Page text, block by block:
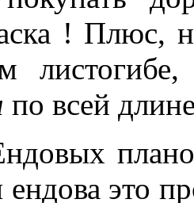
! Плюс,
по всей
это